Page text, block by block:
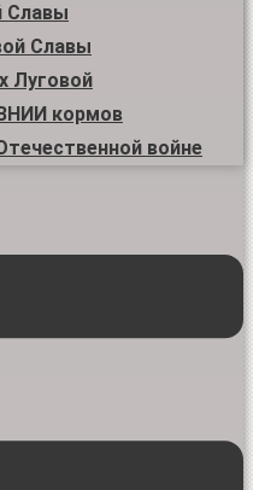
Славы
Славы
Луговой
кормов
войне